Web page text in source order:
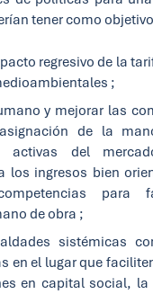
tener como
regresivo de la
;
y mejorar las
de la
activas del
los ingresos bien
para
de obra ;
sistémicas
en el lugar que
en capital social, la